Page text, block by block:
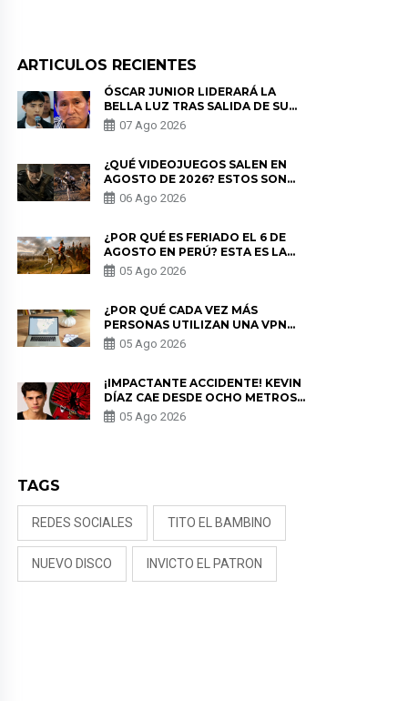
ARTICULOS RECIENTES
ÓSCAR JUNIOR LIDERARÁ LA
BELLA LUZ TRAS SALIDA DE SU
PADRE POR POLÉMICA CON
NALDY SALDAÑA
07 Ago 2026
¿QUÉ VIDEOJUEGOS SALEN EN
AGOSTO DE 2026? ESTOS SON
LOS ESTRENOS MÁS ESPERADOS
06 Ago 2026
¿POR QUÉ ES FERIADO EL 6 DE
AGOSTO EN PERÚ? ESTA ES LA
HISTORIA
05 Ago 2026
¿POR QUÉ CADA VEZ MÁS
PERSONAS UTILIZAN UNA VPN
PARA PROTEGER SU
PRIVACIDAD?
05 Ago 2026
¡IMPACTANTE ACCIDENTE! KEVIN
DÍAZ CAE DESDE OCHO METROS
EN “ESTO ES GUERRA” Y GENERA
PREOCUPACIÓN
05 Ago 2026
TAGS
REDES SOCIALES TITO EL BAMBINO
NUEVO DISCO INVICTO EL PATRON